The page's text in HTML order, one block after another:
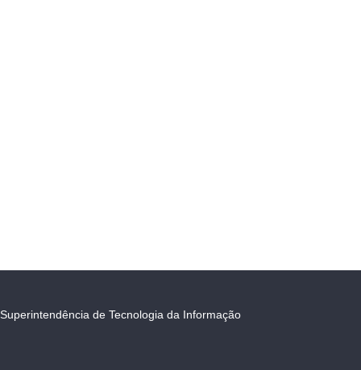
Superintendência de Tecnologia da Informação